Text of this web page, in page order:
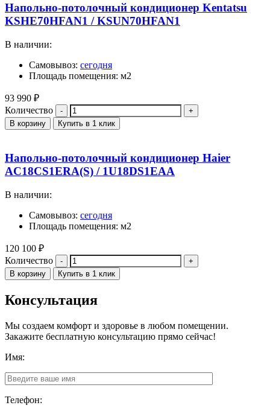
Напольно-потолочный кондиционер Kentatsu
KSHE70HFAN1 / KSUN70HFAN1
В наличии:
Самовывоз: сегодня
Площадь помещения: м2
93 990 ₽
Количество
В корзину Купить в 1 клик
Напольно-потолочный кондиционер Haier
AC18CS1ERA(S) / 1U18DS1EAA
В наличии:
Самовывоз: сегодня
Площадь помещения: м2
120 100 ₽
Количество
В корзину Купить в 1 клик
Консультация
Мы создаем комфорт и здоровье в любом помещении.
Закажите бесплатную консультацию прямо сейчас!
Имя:
Телефон: